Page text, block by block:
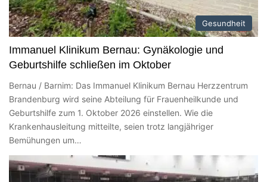
Gesundheit
Immanuel Klinikum Bernau: Gynäkologie und
Geburtshilfe schließen im Oktober
Bernau / Barnim: Das Immanuel Klinikum Bernau Herzzentrum
Brandenburg wird seine Abteilung für Frauenheilkunde und
Geburtshilfe zum 1. Oktober 2026 einstellen. Wie die
Krankenhausleitung mitteilte, seien trotz langjähriger
Bemühungen um…